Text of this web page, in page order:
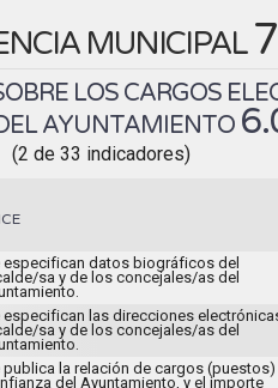
MUNICIPAL
LOS CARGOS
AYUNTAMIENTO
(2 de 33 indicadores)
especifican datos biográficos del
sa y de los concejales/as del
especifican las direcciones
sa y de los concejales/as del
publica la relación de cargos
del Ayuntamiento, y el importe